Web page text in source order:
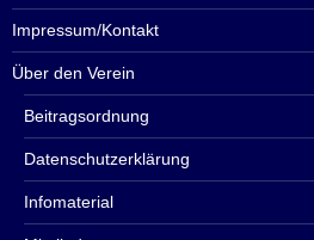
Impressum/Kontakt
Über den Verein
Beitragsordnung
Datenschutzerklärung
Infomaterial